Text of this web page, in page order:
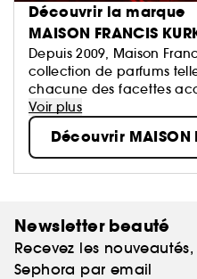
Découvrir la marque
MAISON FRANCIS
Depuis 2009, Maison
collection de parfums
chacune des facettes
nous-mêmes.
Parfumeur contemporain
Francis Kurkdjian a
d'un perfectionnisme
Voir plus
Découvrir MAISON
Newsletter beauté
Recevez les
Sephora par email